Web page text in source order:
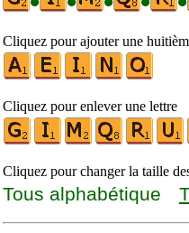
Cliquez pour ajouter une
Cliquez pour enlever une lettre
Cliquez pour changer la taille
Tous alphabétique